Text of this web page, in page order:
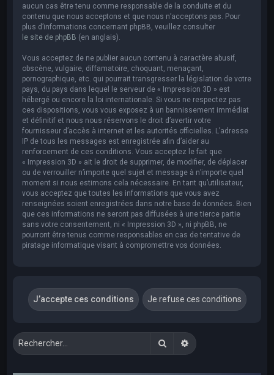
aucun cas être tenu comme responsable de la conduite et du
contenu que nous acceptons et que nous n’acceptons pas. Pour
plus d’informations concernant phpBB, veuillez consulter
le site de phpBB (en anglais).
Vous acceptez de ne publier aucun contenu à caractère abusif,
obscène, vulgaire, diffamatoire, choquant, menaçant,
pornographique, etc. qui pourrait transgresser la législation de votre
pays, du pays dans lequel le serveur de « Impression 3D » est
hébergé ou encore la loi internationale. Si vous ne respectez pas
ces dispositions, vous vous exposez à un bannissement immédiat
et définitif et nous nous réservons le droit d’avertir votre
fournisseur d’accès à internet et les autorités officielles. L’adresse
IP de tous les messages est enregistrée afin d’aider au
renforcement de ces conditions. Vous acceptez le fait que
« Impression 3D » ait le droit de supprimer, de modifier, de déplacer
ou de verrouiller n’importe quel sujet et message à n’importe quel
moment si nous estimons cela nécessaire. En tant qu’utilisateur,
vous acceptez que toutes les informations que vous avez
renseignées soient enregistrées dans notre base de données. Bien
que ces informations ne seront pas diffusées à une tierce partie
sans votre consentement, ni « Impression 3D », ni phpBB, ne
pourront être tenus comme responsables en cas de tentative de
piratage informatique visant à compromettre vos données.
RechercherRecherche avancée